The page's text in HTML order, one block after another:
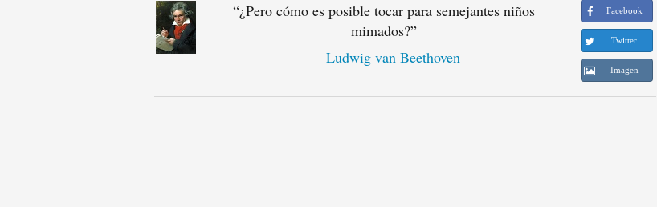
“¿Pero cómo es posible tocar para semejantes niños
mimados?”
―Ludwig van Beethoven
Facebook
Twitter
Imagen